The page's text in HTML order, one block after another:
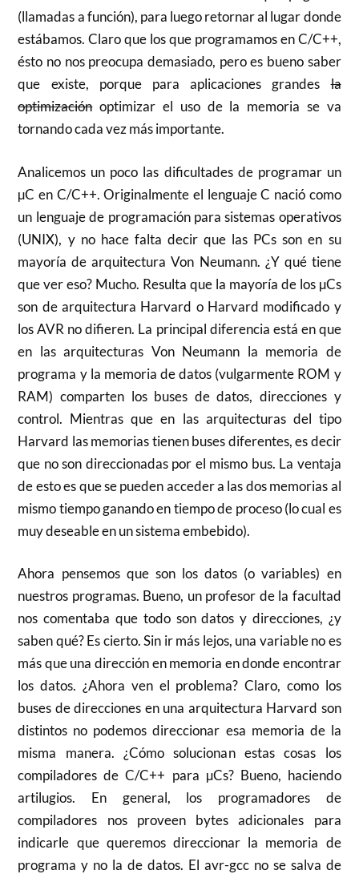
(llamadas a función), para luego retornar al lugar donde
estábamos. Claro que los que programamos en C/C++,
ésto no nos preocupa demasiado, pero es bueno saber
que existe, porque para aplicaciones grandesla
optimizaciónoptimizar el uso de la memoria se va
tornando cada vez más importante.
Analicemos un poco las dificultades de programar un
µC en C/C++. Originalmente el lenguaje C nació como
un lenguaje de programación para sistemas operativos
(UNIX), y no hace falta decir que las PCs son en su
mayoría de arquitectura Von Neumann. ¿Y qué tiene
que ver eso? Mucho. Resulta que la mayoría de los µCs
son de arquitectura Harvard o Harvard modificado y
los AVR no difieren. La principal diferencia está en que
en las arquitecturas Von Neumann la memoria de
programa y la memoria de datos (vulgarmente ROM y
RAM) comparten los buses de datos, direcciones y
control. Mientras que en las arquitecturas del tipo
Harvard las memorias tienen buses diferentes, es decir
que no son direccionadas por el mismo bus. La ventaja
de esto es que se pueden acceder a las dos memorias al
mismo tiempo ganando en tiempo de proceso (lo cual es
muy deseable en un sistema embebido).
Ahora pensemos que son los datos (o variables) en
nuestros programas. Bueno, un profesor de la facultad
nos comentaba que todo son datos y direcciones, ¿y
saben qué? Es cierto. Sin ir más lejos, una variable no es
más que una dirección en memoria en donde encontrar
los datos. ¿Ahora ven el problema? Claro, como los
buses de direcciones en una arquitectura Harvard son
distintos no podemos direccionar esa memoria de la
misma manera. ¿Cómo solucionan estas cosas los
compiladores de C/C++ para µCs? Bueno, haciendo
artilugios. En general, los programadores de
compiladores nos proveen bytes adicionales para
indicarle que queremos direccionar la memoria de
programa y no la de datos. El avr-gcc no se salva de